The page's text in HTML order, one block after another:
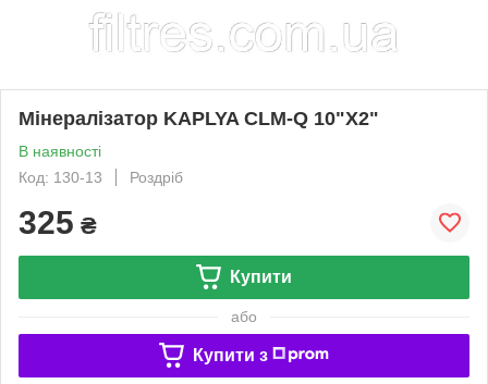
Мінералізатор KAPLYA CLM-Q 10"Х2"
В наявності
Код: 130-13
Роздріб
325 ₴
Купити
або
Купити з